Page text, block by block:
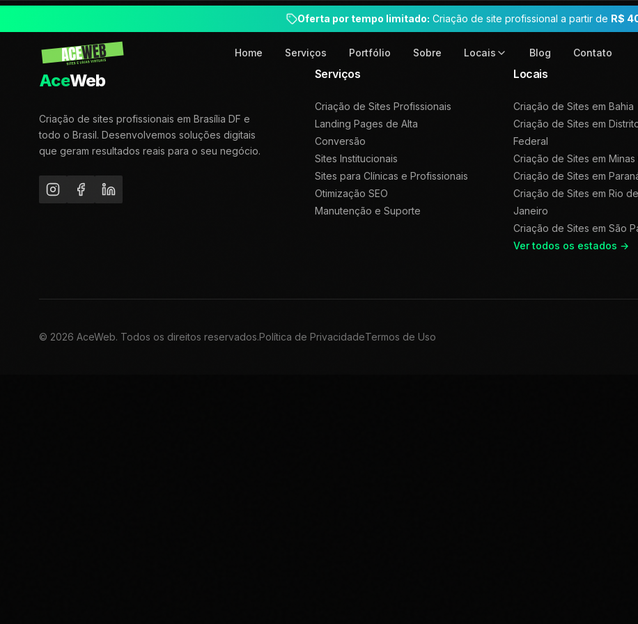
Oferta por tempo limitado: Criação de site profissional a partir de R$
Home Serviços Portfólio Sobre Locais Blog Contato
AceWeb
Criação de sites profissionais em Brasília DF e
todo o Brasil. Desenvolvemos soluções digitais
que geram resultados reais para o seu negócio.
Serviços
Criação de Sites Profissionais
Landing Pages de Alta
Conversão
Sites Institucionais
Sites para Clínicas e Profissionais
Otimização SEO
Manutenção e Suporte
Locais
Criação de Sites emBahia
Criação de Sites em
Federal
Criação de Sites emMinas
Criação de Sites em
Criação de Sites emRio de
Janeiro
Criação de Sites emSão
Ver todos os estados →
© 2026 AceWeb. Todos os direitos reservados.Política de PrivacidadeTermos de Uso